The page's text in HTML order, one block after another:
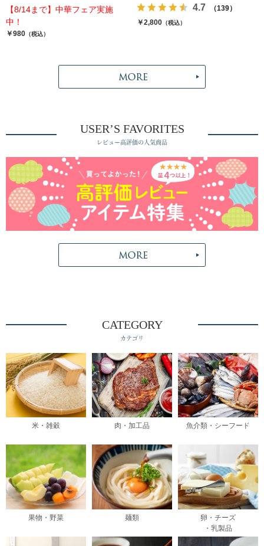
【8/14まで】中華フェア実施
中！
￥980 （税込）
4.7
（139）
￥2,800（税込）
USER’S FAVORITES
レビュー高評価の人気商品
CATEGORY
カテゴリ
米・雑穀 肉・加工品 魚介類・シーフード
果物・野菜 麺類
卵・チーズ
・乳製品